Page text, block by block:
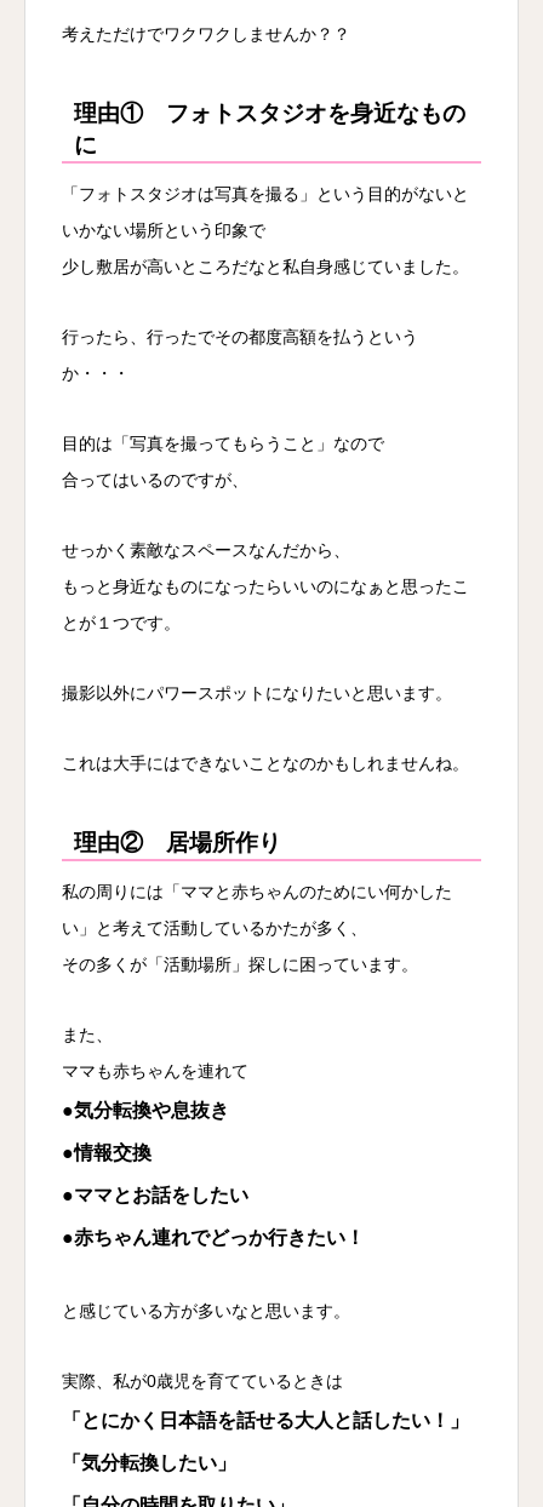
考えただけでワクワクしませんか？？
理由① フォトスタジオを身近なもの
に
「フォトスタジオは写真を撮る」という目的がないと
いかない場所という印象で
少し敷居が高いところだなと私自身感じていました。
行ったら、行ったでその都度高額を払うという
か・・・
目的は「写真を撮ってもらうこと」なので
合ってはいるのですが、
せっかく素敵なスペースなんだから、
もっと身近なものになったらいいのになぁと思ったこ
とが１つです。
撮影以外にパワースポットになりたいと思います。
これは大手にはできないことなのかもしれませんね。
理由② 居場所作り
私の周りには「ママと赤ちゃんのためにい何かした
い」と考えて活動しているかたが多く、
その多くが「活動場所」探しに困っています。
また、
ママも赤ちゃんを連れて
●気分転換や息抜き
●情報交換
●ママとお話をしたい
●赤ちゃん連れでどっか行きたい！
と感じている方が多いなと思います。
実際、私が0歳児を育てているときは
「とにかく日本語を話せる大人と話したい！」
「気分転換したい」